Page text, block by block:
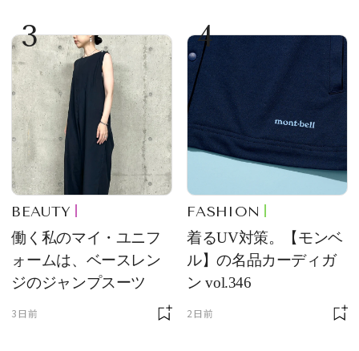
をレビュー。【それい
け！ 良品ハンター】
3
BEAUTY
働く私のマイ・ユニフ
ォームは、ベースレン
ジのジャンプスーツ
3日前
4
FASHION
着るUV対策。【モンベ
ル】の名品カーディガ
ン vol.346
2日前